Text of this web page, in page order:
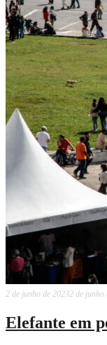
2 de junho de 20232 de junho
Elefante em